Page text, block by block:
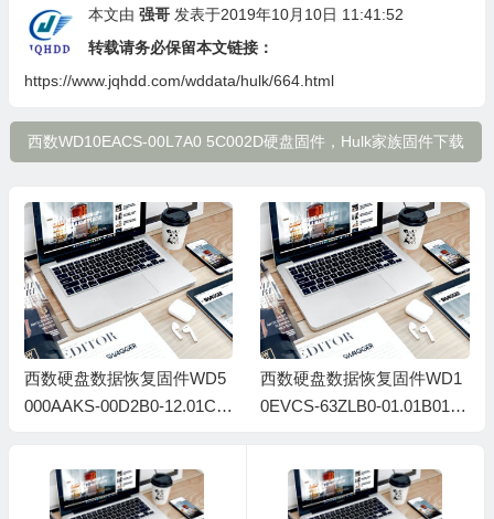
本文由 强哥 发表于2019年10月10日 11:41:52
转载请务必保留本文链接：
https://www.jqhdd.com/wddata/hulk/664.html
西数WD10EACS-00L7A0 5C002D硬盘固件，Hulk家族固件下载
西数硬盘数据恢复固件WD5
000AAKS-00D2B0-12.01C0
西数硬盘数据恢复固件WD1
0EVCS-63ZLB0-01.01B01-